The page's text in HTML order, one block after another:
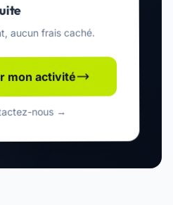
aucun frais caché.
mon activité
nous →